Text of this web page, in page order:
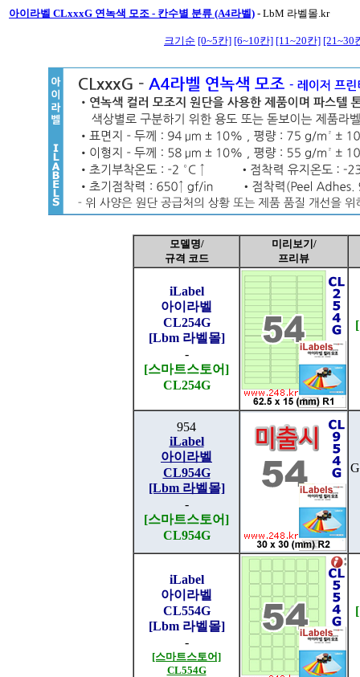
아이라벨 CLxxxG 연녹색 모조 - 칸수별 분류 (A4라벨) - LbM 라벨몰.kr
크기순 [0~5칸] [6~10칸] [11~20칸] [21~30
모델명/
규격 코드
미리보기/
프리뷰
iLabel
아이라벨
CL254G
[Lbm 라벨몰]
-
[스마트스토어]
CL254G
954
iLabel
아이라벨
CL954G
[Lbm 라벨몰]
-
[스마트스토어]
CL954G
G
iLabel
아이라벨
CL554G
[Lbm 라벨몰]
-
[스마트스토어]
CL554G